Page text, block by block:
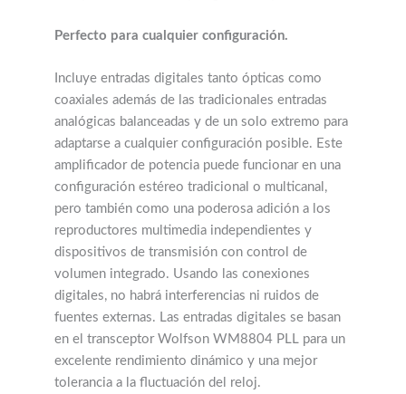
Perfecto para cualquier configuración.
Incluye entradas digitales tanto ópticas como
coaxiales además de las tradicionales entradas
analógicas balanceadas y de un solo extremo para
adaptarse a cualquier configuración posible. Este
amplificador de potencia puede funcionar en una
configuración estéreo tradicional o multicanal,
pero también como una poderosa adición a los
reproductores multimedia independientes y
dispositivos de transmisión con control de
volumen integrado. Usando las conexiones
digitales, no habrá interferencias ni ruidos de
fuentes externas. Las entradas digitales se basan
en el transceptor Wolfson WM8804 PLL para un
excelente rendimiento dinámico y una mejor
tolerancia a la fluctuación del reloj.